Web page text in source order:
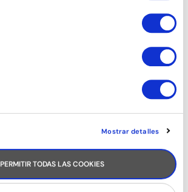
Mostrar detalles
PERMITIR TODAS LAS COOKIES